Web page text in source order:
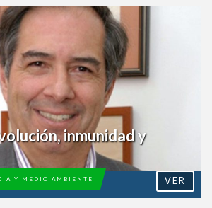
inmunidad y
Y MEDIO AMBIENTE VER